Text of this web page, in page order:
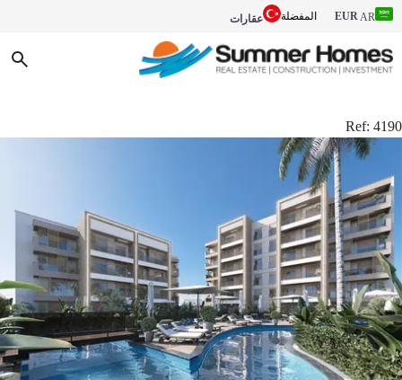
AR
EUR المفضلة عقارات
Ref: 4190